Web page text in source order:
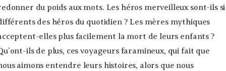
du poids aux mots. Les héros merveilleux sont-ils si
des héros du quotidien ? Les mères mythiques
elles plus facilement la mort de leurs enfants ?
ils de plus, ces voyageurs faramineux, qui fait que
aimons entendre leurs histoires, alors que nous